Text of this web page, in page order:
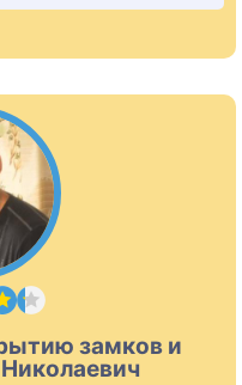
замков и